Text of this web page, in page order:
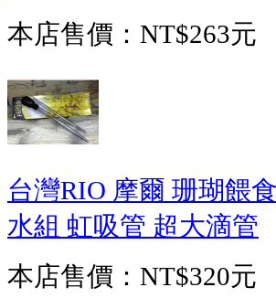
本店售價： NT$263元
台灣RIO 摩爾 珊瑚餵
水組 虹吸管 超大滴管
本店售價： NT$320元